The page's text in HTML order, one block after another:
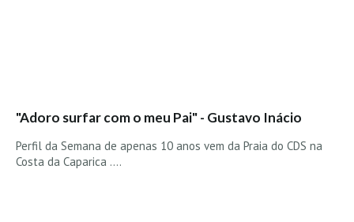
"Adoro surfar com o meu Pai" - Gustavo Inácio
Perfil da Semana de apenas 10 anos vem da Praia do CDS na
Costa da Caparica ....